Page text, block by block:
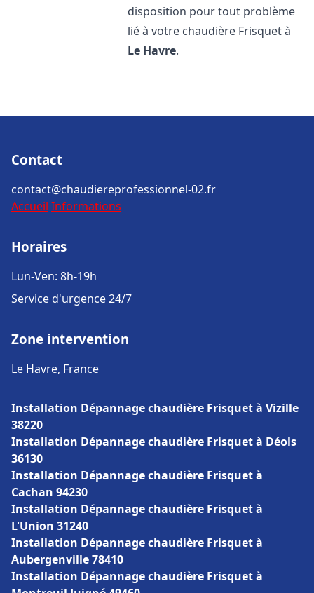
disposition pour tout problème
lié à votre chaudière Frisquet à
Le Havre.
Contact
contact@chaudiereprofessionnel-02.fr
Accueil Informations
Horaires
Lun-Ven: 8h-19h
Service d'urgence 24/7
Zone intervention
Le Havre, France
Installation Dépannage chaudière Frisquet à Vizille
38220
Installation Dépannage chaudière Frisquet à Déols
36130
Installation Dépannage chaudière Frisquet à
Cachan 94230
Installation Dépannage chaudière Frisquet à
L'Union 31240
Installation Dépannage chaudière Frisquet à
Aubergenville 78410
Installation Dépannage chaudière Frisquet à